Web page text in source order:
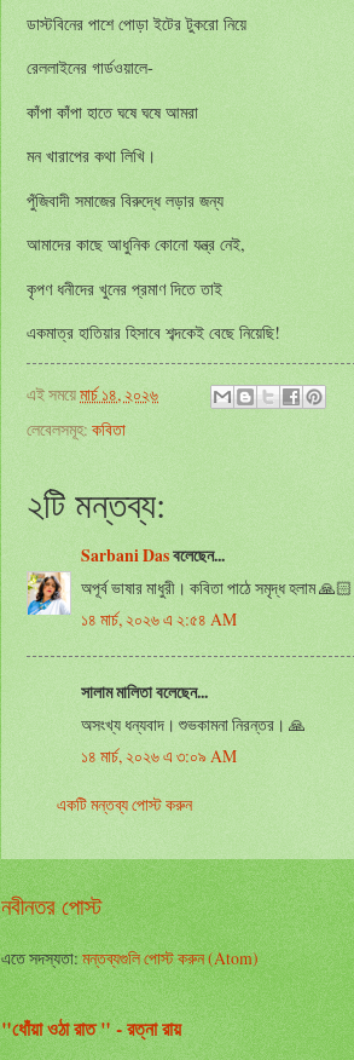
ডাস্টবিনের পাশে পোড়া ইটের টুকরো নিয়ে
রেললাইনের গার্ডওয়ালে-
কাঁপা কাঁপা হাতে ঘষে ঘষে আমরা
মন খারাপের কথা লিখি।
পুঁজিবাদী সমাজের বিরুদ্ধে লড়ার জন্য
আমাদের কাছে আধুনিক কোনো যন্ত্র নেই,
কৃপণ ধনীদের খুনের প্রমাণ দিতে তাই
একমাত্র হাতিয়ার হিসাবে শব্দকেই বেছে নিয়েছি!
এই সময়েমার্চ ১৪, ২০২৬
লেবেলসমূহ: কবিতা
২টি মন্তব্য:
Sarbani Dasবলেছেন...
অপূর্ব ভাষার মাধুরী। কবিতা পাঠে সমৃদ্ধ হলাম 🙏🏻
১৪ মার্চ, ২০২৬ এ ২:৫৪ AM
সালাম মালিতা বলেছেন...
অসংখ্য ধন্যবাদ। শুভকামনা নিরন্তর। 🙏
১৪ মার্চ, ২০২৬ এ ৩:০৯ AM
একটি মন্তব্য পোস্ট করুন
নবীনতর পোস্ট
এতে সদস্যতা:মন্তব্যগুলি পোস্ট করুন (Atom)
"ধোঁয়া ওঠা রাত " - রত্না রায়